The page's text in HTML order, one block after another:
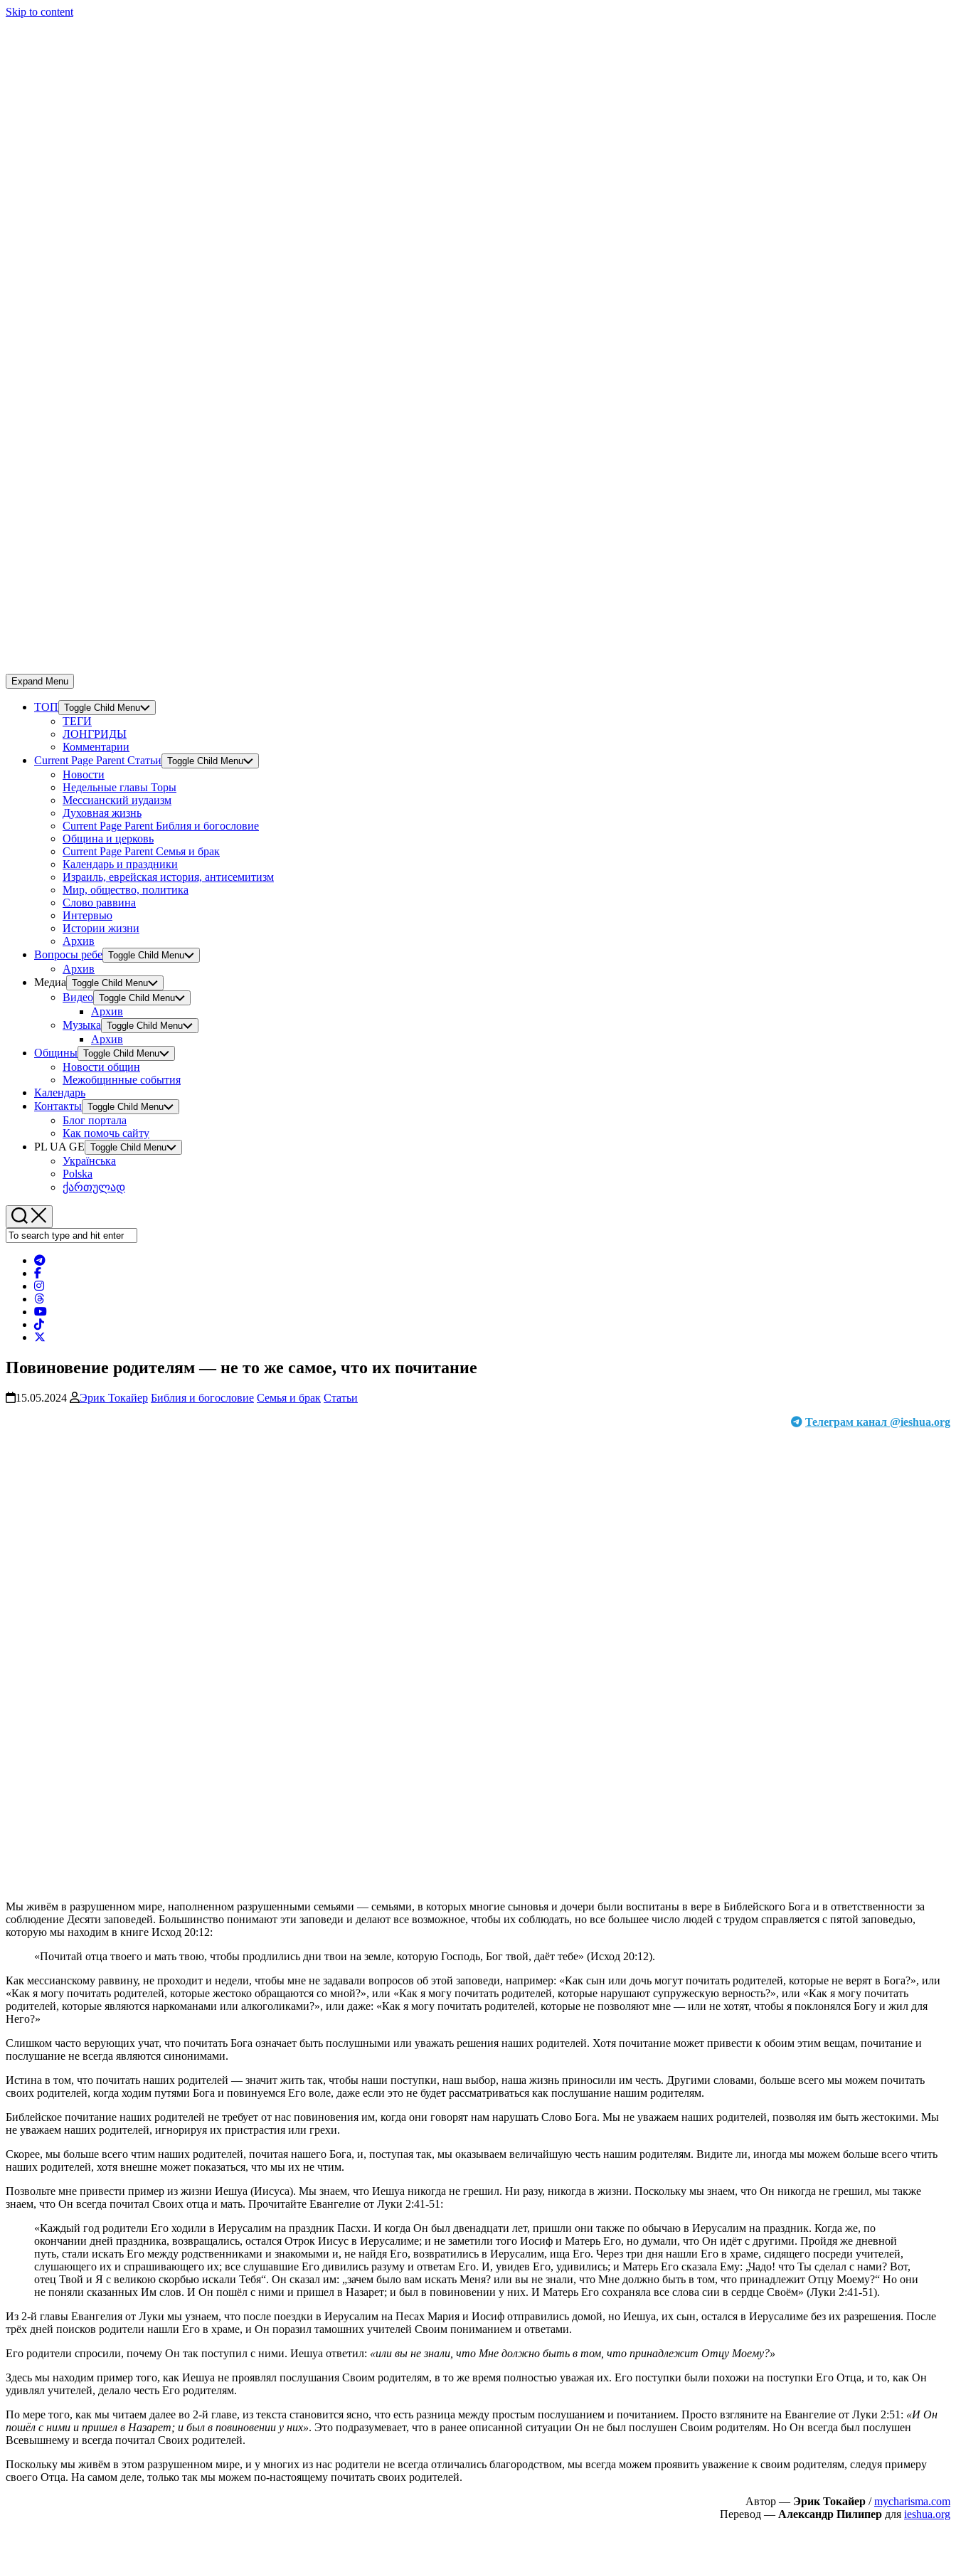
Skip to content
Expand Menu
ТОП Toggle Child Menu
ТЕГИ
ЛОНГРИДЫ
Комментарии
Current Page Parent Статьи Toggle Child Menu
Новости
Недельные главы Торы
Мессианский иудаизм
Духовная жизнь
Current Page Parent Библия и богословие
Община и церковь
Current Page Parent Семья и брак
Календарь и праздники
Израиль, еврейская история, антисемитизм
Мир, общество, политика
Слово раввина
Интервью
Истории жизни
Архив
Вопросы ребе Toggle Child Menu
Архив
Медиа Toggle Child Menu
Видео Toggle Child Menu
Архив
Музыка Toggle Child Menu
Архив
Общины Toggle Child Menu
Новости общин
Межобщинные события
Календарь
Контакты Toggle Child Menu
Блог портала
Как помочь сайту
PL UA GE Toggle Child Menu
Українська
Polska
ქართულად
Повиновение родителям — не то же самое, что их почитание
15.05.2024 Эрик Токайер Библия и богословие Семья и брак Статьи
Телеграм канал @ieshua.org
Мы живём в разрушенном мире, наполненном разрушенными семьями — семьями, в которых многие сыновья и дочери были воспитаны в вере в Библейского Бога и в ответственности за
соблюдение Десяти заповедей. Большинство понимают эти заповеди и делают все возможное, чтобы их соблюдать, но все большее число людей с трудом справляется с пятой заповедью,
которую мы находим в книге Исход 20:12:
«Почитай отца твоего и мать твою, чтобы продлились дни твои на земле, которую Господь, Бог твой, даёт тебе» (Исход 20:12).
Как мессианскому раввину, не проходит и недели, чтобы мне не задавали вопросов об этой заповеди, например: «Как сын или дочь могут почитать родителей, которые не верят в Бога?», или
«Как я могу почитать родителей, которые жестоко обращаются со мной?», или «Как я могу почитать родителей, которые нарушают супружескую верность?», или «Как я могу почитать
родителей, которые являются наркоманами или алкоголиками?», или даже: «Как я могу почитать родителей, которые не позволяют мне — или не хотят, чтобы я поклонялся Богу и жил для
Него?»
Слишком часто верующих учат, что почитать Бога означает быть послушными или уважать решения наших родителей. Хотя почитание может привести к обоим этим вещам, почитание и
послушание не всегда являются синонимами.
Истина в том, что почитать наших родителей — значит жить так, чтобы наши поступки, наш выбор, наша жизнь приносили им честь. Другими словами, больше всего мы можем почитать
своих родителей, когда ходим путями Бога и повинуемся Его воле, даже если это не будет рассматриваться как послушание нашим родителям.
Библейское почитание наших родителей не требует от нас повиновения им, когда они говорят нам нарушать Слово Бога. Мы не уважаем наших родителей, позволяя им быть жестокими. Мы
не уважаем наших родителей, игнорируя их пристрастия или грехи.
Скорее, мы больше всего чтим наших родителей, почитая нашего Бога, и, поступая так, мы оказываем величайшую честь нашим родителям. Видите ли, иногда мы можем больше всего чтить
наших родителей, хотя внешне может показаться, что мы их не чтим.
Позвольте мне привести пример из жизни Иешуа (Иисуса). Мы знаем, что Иешуа никогда не грешил. Ни разу, никогда в жизни. Поскольку мы знаем, что Он никогда не грешил, мы также
знаем, что Он всегда почитал Своих отца и мать. Прочитайте Евангелие от Луки 2:41-51:
«Каждый год родители Его ходили в Иерусалим на праздник Пасхи. И когда Он был двенадцати лет, пришли они также по обычаю в Иерусалим на праздник. Когда же, по
окончании дней праздника, возвращались, остался Отрок Иисус в Иерусалиме; и не заметили того Иосиф и Матерь Его, но думали, что Он идёт с другими. Пройдя же дневной
путь, стали искать Его между родственниками и знакомыми и, не найдя Его, возвратились в Иерусалим, ища Его. Через три дня нашли Его в храме, сидящего посреди учителей,
слушающего их и спрашивающего их; все слушавшие Его дивились разуму и ответам Его. И, увидев Его, удивились; и Матерь Его сказала Ему: „Чадо! что Ты сделал с нами? Вот,
отец Твой и Я с великою скорбью искали Тебя“. Он сказал им: „зачем было вам искать Меня? или вы не знали, что Мне должно быть в том, что принадлежит Отцу Моему?“ Но они
не поняли сказанных Им слов. И Он пошёл с ними и пришел в Назарет; и был в повиновении у них. И Матерь Его сохраняла все слова сии в сердце Своём» (Луки 2:41-51).
Из 2-й главы Евангелия от Луки мы узнаем, что после поездки в Иерусалим на Песах Мария и Иосиф отправились домой, но Иешуа, их сын, остался в Иерусалиме без их разрешения. После
трёх дней поисков родители нашли Его в храме, и Он поразил тамошних учителей Своим пониманием и ответами.
Его родители спросили, почему Он так поступил с ними. Иешуа ответил: «или вы не знали, что Мне должно быть в том, что принадлежит Отцу Моему?»
Здесь мы находим пример того, как Иешуа не проявлял послушания Своим родителям, в то же время полностью уважая их. Его поступки были похожи на поступки Его Отца, и то, как Он
удивлял учителей, делало честь Его родителям.
По мере того, как мы читаем далее во 2-й главе, из текста становится ясно, что есть разница между простым послушанием и почитанием. Просто взгляните на Евангелие от Луки 2:51: «И Он
пошёл с ними и пришел в Назарет; и был в повиновении у них». Это подразумевает, что в ранее описанной ситуации Он не был послушен Своим родителям. Но Он всегда был послушен
Всевышнему и всегда почитал Своих родителей.
Поскольку мы живём в этом разрушенном мире, и у многих из нас родители не всегда отличались благородством, мы всегда можем проявить уважение к своим родителям, следуя примеру
своего Отца. На самом деле, только так мы можем по-настоящему почитать своих родителей.
Автор — Эрик Токайер /mycharisma.com
Перевод — Александр Пилипер для ieshua.org